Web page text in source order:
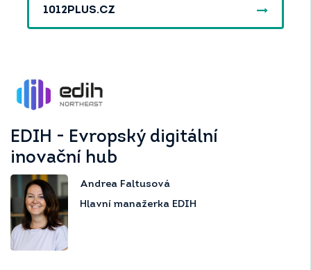
1012PLUS.CZ
EDIH - Evropský digitální
inovační hub
Andrea Faltusová
Hlavní manažerka EDIH